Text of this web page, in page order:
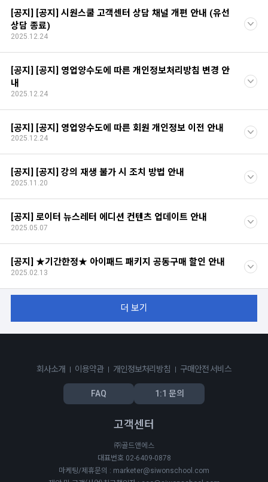
[공지] [공지] 시원스쿨 고객센터 상담 채널 개편 안내 (유선
상담 종료)
2025.12.24
[공지] [공지] 영업양수도에 따른 개인정보처리방침 변경 안
내
2025.12.24
[공지] [공지] 영업양수도에 따른 회원 개인정보 이전 안내
2025.12.24
[공지] [공지] 강의 재생 불가 시 조치 방법 안내
2025.11.20
[공지] 로이터 뉴스레터 에디션 컨텐츠 업데이트 안내
2025.05.07
[공지] ★기간한정★ 아이패드 패키지 공동구매 할인 안내
2025.02.13
더 보기
회사소개 이용약관 개인정보처리방침 구매안전 서비스
FAQ 1:1 문의
고객센터
㈜골드앤에스
대표번호 02-6409-0878
마케팅/제휴문의 : marketer@siwonschool.com